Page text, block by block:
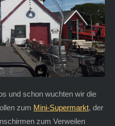
und schon wuchten wir die
zum Mini-Supermarkt, der
zum Verweilen